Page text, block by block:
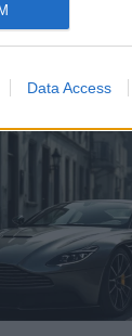
Data Access